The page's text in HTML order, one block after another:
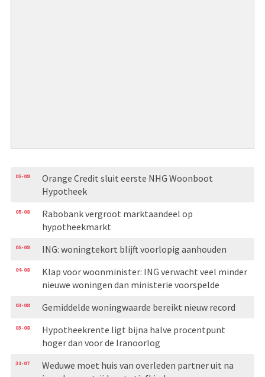
05-08
Orange Credit sluit eerste NHG Woonboot
Hypotheek
05-08
Rabobank vergroot marktaandeel op
hypotheekmarkt
05-08 ING: woningtekort blijft voorlopig aanhouden
04-08
Klap voor woonminister: ING verwacht veel minder
nieuwe woningen dan ministerie voorspelde
03-08 Gemiddelde woningwaarde bereikt nieuw record
03-08
Hypotheekrente ligt bijna halve procentpunt
hoger dan voor de Iranoorlog
31-07
Weduwe moet huis van overleden partner uit na